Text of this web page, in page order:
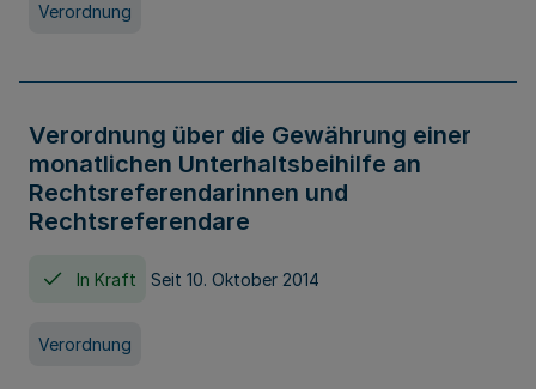
Verordnung
Verordnung über die Gewährung einer
monatlichen Unterhaltsbeihilfe an
Rechtsreferendarinnen und
Rechtsreferendare
In Kraft Seit 10. Oktober 2014
Verordnung